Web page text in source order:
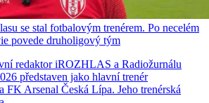
se stal fotbalovým trenérem. Po necelém
povede druholigový tým
redaktor iROZHLAS a Radiožurnálu
představen jako hlavní trenér
FK Arsenal Česká Lípa. Jeho trenérská